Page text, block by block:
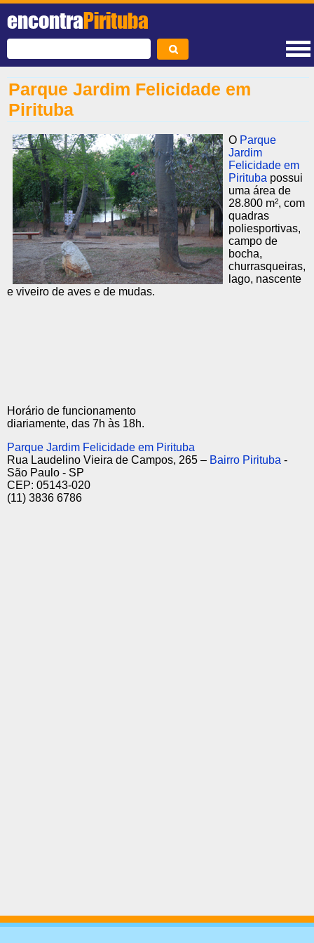
encontraPirituba
Parque Jardim Felicidade em
Pirituba
O Parque
Jardim
Felicidade em
Pirituba possui
uma área de
28.800 m², com
quadras
poliesportivas,
campo de
bocha,
churrasqueiras,
lago, nascente
e viveiro de aves e de mudas.
Horário de funcionamento
diariamente, das 7h às 18h.
Parque Jardim Felicidade em Pirituba
Rua Laudelino Vieira de Campos, 265 – Bairro Pirituba -
São Paulo - SP
CEP: 05143-020
(11) 3836 6786